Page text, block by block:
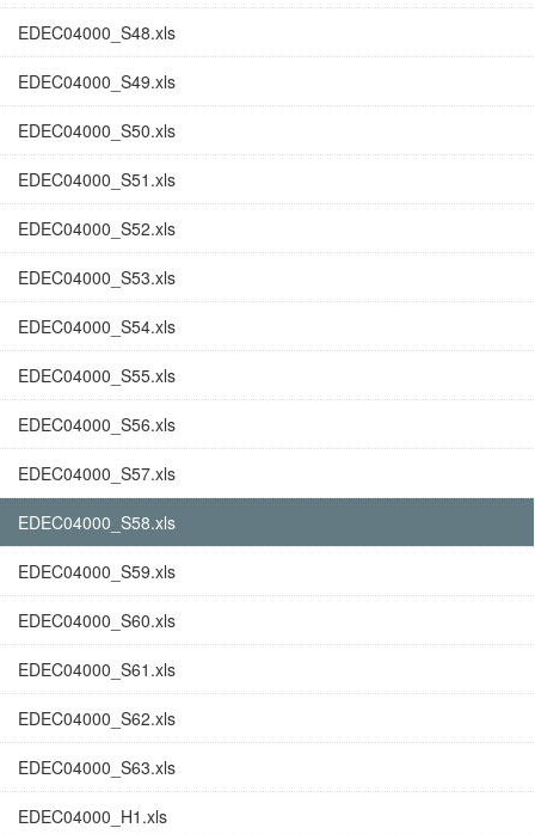
EDEC04000_S48.xls
EDEC04000_S49.xls
EDEC04000_S50.xls
EDEC04000_S51.xls
EDEC04000_S52.xls
EDEC04000_S53.xls
EDEC04000_S54.xls
EDEC04000_S55.xls
EDEC04000_S56.xls
EDEC04000_S57.xls
EDEC04000_S58.xls
EDEC04000_S59.xls
EDEC04000_S60.xls
EDEC04000_S61.xls
EDEC04000_S62.xls
EDEC04000_S63.xls
EDEC04000_H1.xls